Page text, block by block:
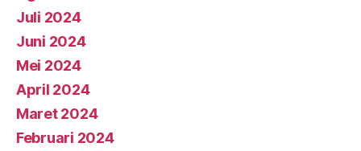
Juli 2024
Juni 2024
Mei 2024
April 2024
Maret 2024
Februari 2024